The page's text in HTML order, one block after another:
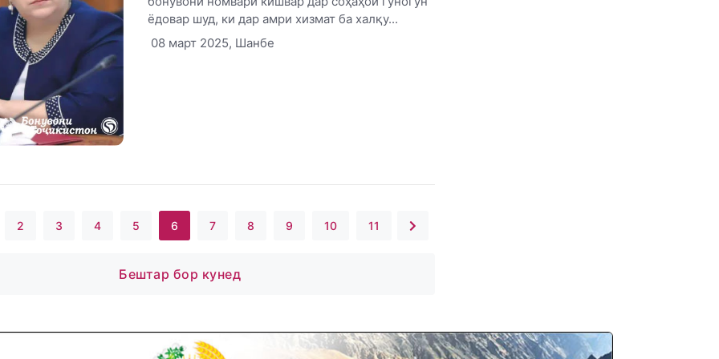
ёдовар шуд, ки дар амри хизмат ба халқу...
08 март 2025, Шанбе
2 3 4 5 6 7 8 9 10 11
Бештар бор кунед